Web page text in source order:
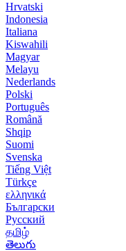
Hrvatski
Indonesia
Italiana
Kiswahili
Magyar
Melayu
Nederlands
Polski
Português
Română
Shqip
Suomi
Svenska
Tiếng Việt
Türkçe
ελληνικά
Български
Русский
தமிழ்
తెలుగు